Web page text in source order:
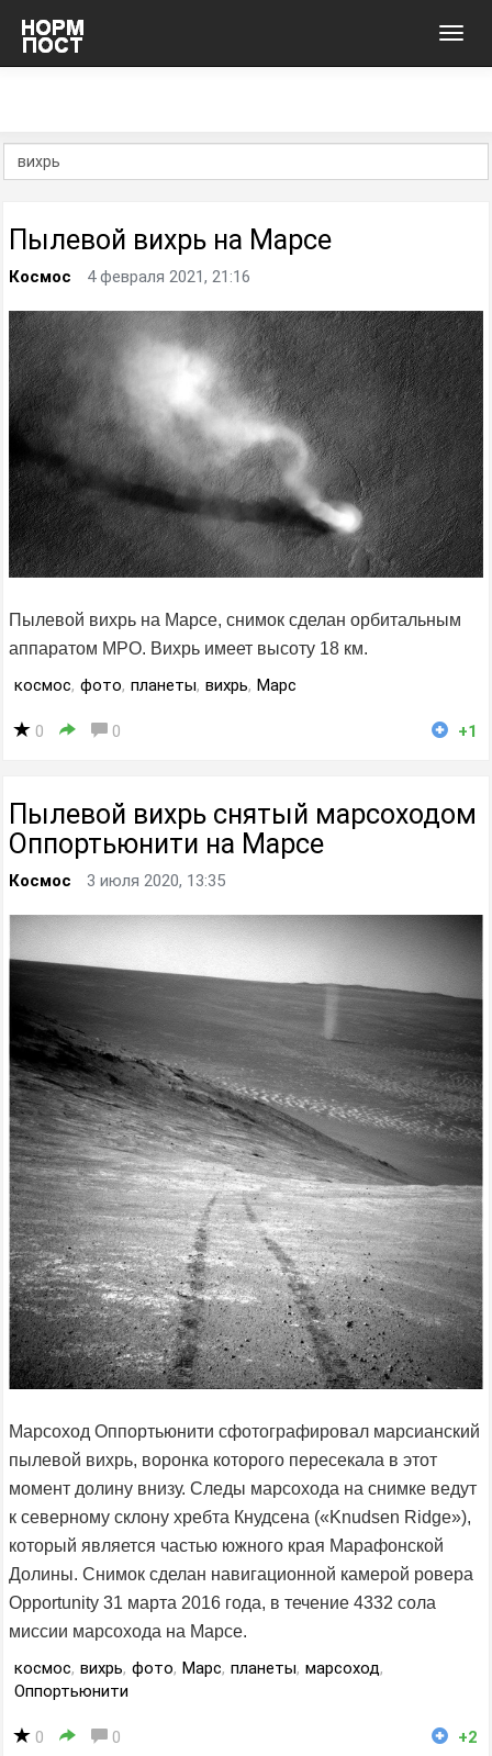
Пылевой вихрь на Марсе
Космос 4 февраля 2021, 21:16
Пылевой вихрь на Марсе, снимок сделан орбитальным
аппаратом МРО. Вихрь имеет высоту 18 км.
космос, фото, планеты, вихрь, Марс
0 0 +1
Пылевой вихрь снятый марсоходом
Оппортьюнити на Марсе
Космос 3 июля 2020, 13:35
Марсоход Оппортьюнити сфотографировал марсианский
пылевой вихрь, воронка которого пересекала в этот
момент долину внизу. Следы марсохода на снимке ведут
к северному склону хребта Кнудсена («Knudsen Ridge»),
который является частью южного края Марафонской
Долины. Снимок сделан навигационной камерой ровера
Opportunity 31 марта 2016 года, в течение 4332 сола
миссии марсохода на Марсе.
космос, вихрь, фото, Марс, планеты, марсоход,
Оппортьюнити
0 0 +2